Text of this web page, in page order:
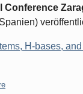
H-bases,